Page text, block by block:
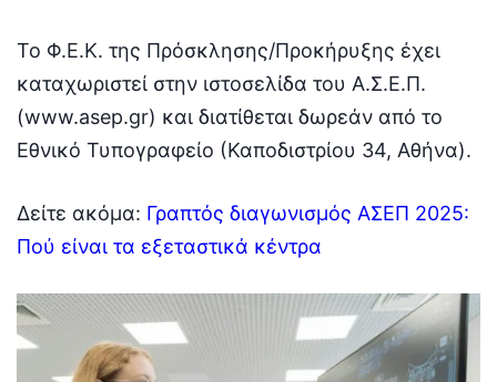
Το Φ.Ε.Κ. της Πρόσκλησης/Προκήρυξης έχει
καταχωριστεί στην ιστοσελίδα του Α.Σ.Ε.Π.
(www.asep.gr) και διατίθεται δωρεάν από το
Εθνικό Τυπογραφείο (Καποδιστρίου 34, Αθήνα).
Δείτε ακόμα: Γραπτός διαγωνισμός ΑΣΕΠ 2025:
Πού είναι τα εξεταστικά κέντρα